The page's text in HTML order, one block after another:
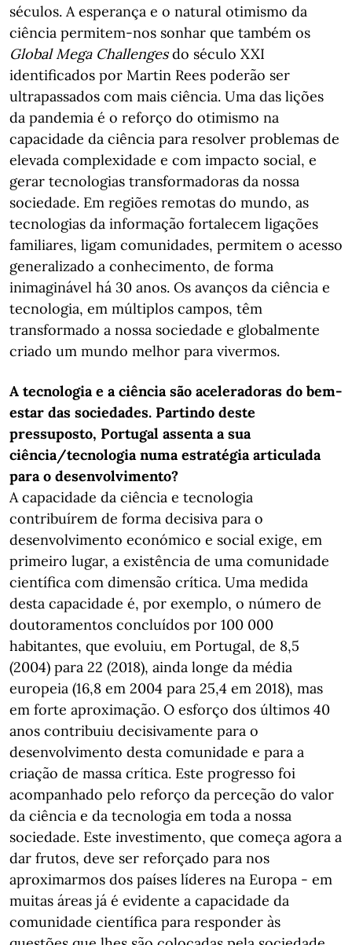
séculos. A esperança e o natural otimismo da
ciência permitem-nos sonhar que também os
Global Mega Challengesdo século XXI
identificados por Martin Rees poderão ser
ultrapassados com mais ciência. Uma das lições
da pandemia é o reforço do otimismo na
capacidade da ciência para resolver problemas de
elevada complexidade e com impacto social, e
gerar tecnologias transformadoras da nossa
sociedade. Em regiões remotas do mundo, as
tecnologias da informação fortalecem ligações
familiares, ligam comunidades, permitem o acesso
generalizado a conhecimento, de forma
inimaginável há 30 anos. Os avanços da ciência e
tecnologia, em múltiplos campos, têm
transformado a nossa sociedade e globalmente
criado um mundo melhor para vivermos.
A tecnologia e a ciência são aceleradoras do bem-
estar das sociedades. Partindo deste
pressuposto, Portugal assenta a sua
ciência/tecnologia numa estratégia articulada
para o desenvolvimento?
A capacidade da ciência e tecnologia
contribuírem de forma decisiva para o
desenvolvimento económico e social exige, em
primeiro lugar, a existência de uma comunidade
científica com dimensão crítica. Uma medida
desta capacidade é, por exemplo, o número de
doutoramentos concluídos por 100 000
habitantes, que evoluiu, em Portugal, de 8,5
(2004) para 22 (2018), ainda longe da média
europeia (16,8 em 2004 para 25,4 em 2018), mas
em forte aproximação. O esforço dos últimos 40
anos contribuiu decisivamente para o
desenvolvimento desta comunidade e para a
criação de massa crítica. Este progresso foi
acompanhado pelo reforço da perceção do valor
da ciência e da tecnologia em toda a nossa
sociedade. Este investimento, que começa agora a
dar frutos, deve ser reforçado para nos
aproximarmos dos países líderes na Europa - em
muitas áreas já é evidente a capacidade da
comunidade científica para responder às